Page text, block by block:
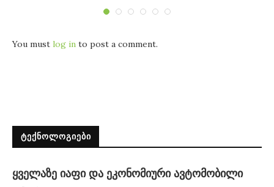
You must log in to post a comment.
ᲢᲔᲥᲜᲝᲚᲝᲒᲘᲔᲑᲘ
ყველაზე იაფი და ეკონომიური ავტომობილი